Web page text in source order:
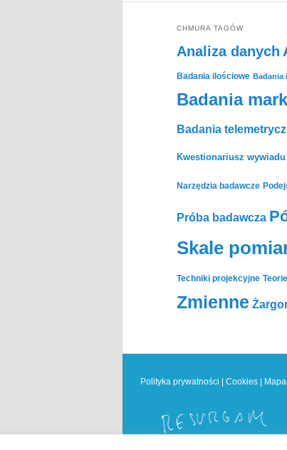
CHMURA TAGÓW
Analiza danych
Badania ilościowe Badania
Badania
Badania
Kwestionariusz wywiadu
Narzędzia badawcze
Próba badawcza
Skale
Techniki projekcyjne
Zmienne
Polityka prywatności Cookies